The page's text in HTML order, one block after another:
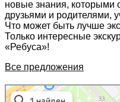
новые знания, которыми
друзьями и родителями,
Что может быть лучше
Только интересные
«Ребуса»!
Все предложения
197342, г. Санкт-Петербург,
«Белый остров», 6 эт., оф. 620А.
Санкт‑Петербург